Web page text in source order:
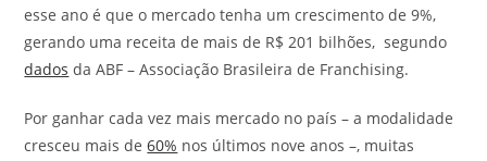
esse ano é que o mercado tenha um crescimento de 9%,
gerando uma receita de mais de R$ 201 bilhões, segundo
dados da ABF – Associação Brasileira de Franchising.
Por ganhar cada vez mais mercado no país – a modalidade
cresceu mais de60% nos últimos nove anos –, muitas